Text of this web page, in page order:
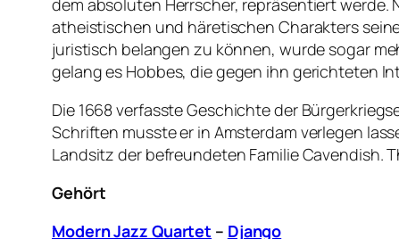
dem absoluten Herrscher, repräsentiert werde.
atheistischen und häretischen Charakters
juristisch belangen zu können, wurde sogar
gelang es Hobbes, die gegen ihn gerichteten
Die 1668 verfasste Geschichte der
Schriften musste er in Amsterdam verlegen
Landsitz der befreundeten Familie Cavendish.
Gehört
Modern Jazz Quartet – Django